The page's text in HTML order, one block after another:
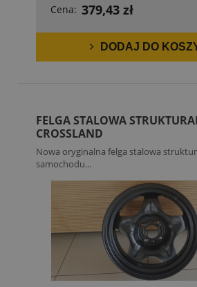
Cena: 379,43 zł
DODAJ DO
FELGA STALOWA
CROSSLAND
Nowa oryginalna felga stalowa
samochodu...